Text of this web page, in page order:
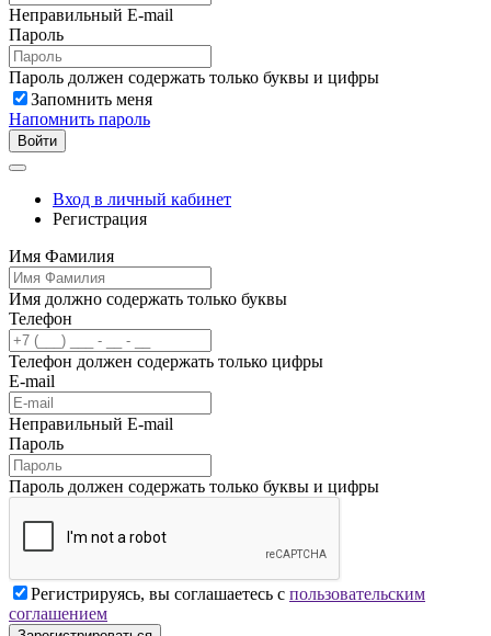
Неправильный E-mail
Пароль
Пароль должен содержать только буквы и цифры
Запомнить меня
Напомнить пароль
Войти
Вход в личный кабинет
Регистрация
Имя Фамилия
Имя должно содержать только буквы
Телефон
Телефон должен содержать только цифры
E-mail
Неправильный E-mail
Пароль
Пароль должен содержать только буквы и цифры
Регистрируясь, вы соглашаетесь с пользовательским
соглашением